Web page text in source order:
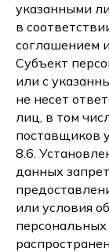
указанными
в
соглашением
Субъект
или с
не несет
лиц, в том
поставщиков
8.6.
данных
или условия